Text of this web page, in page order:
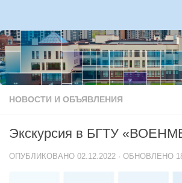
НОВОСТИ И ОБЪЯВЛЕНИЯ
Экскурсия в БГТУ
ОПУБЛИКОВАНО 02.12.2022 · ОБНОВЛЕНО